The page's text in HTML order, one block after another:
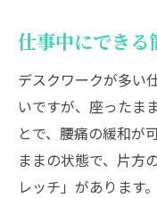
仕事中にできる
デスクワークが多い
いですが、座ったま
とで、腰痛の緩和が
ままの状態で、片方
レッチ」があります